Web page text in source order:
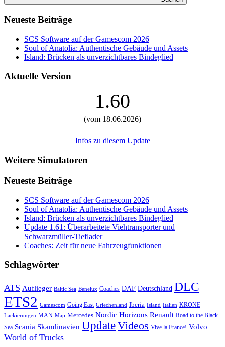
Neueste Beiträge
SCS Software auf der Gamescom 2026
Soul of Anatolia: Authentische Gebäude und Assets
Island: Brücken als unverzichtbares Bindeglied
Aktuelle Version
1.60
(vom 18.06.2026)
Infos zu diesem Update
Weitere Simulatoren
Neueste Beiträge
SCS Software auf der Gamescom 2026
Soul of Anatolia: Authentische Gebäude und Assets
Island: Brücken als unverzichtbares Bindeglied
Update 1.61: Überarbeitete Viehtransporter und
Schwarzmüller-Tieflader
Coaches: Zeit für neue Fahrzeugfunktionen
Schlagwörter
ATS Auflieger Baltic Sea Benelux Coaches DAF Deutschland DLC
ETS2 Gamescom Going East Griechenland Iberia Island Italien KRONE
Lackierungen MAN Map Mercedes Nordic Horizons Renault Road to the Black
Sea Scania Skandinavien UpdateVideos Vive la France! Volvo
World of Trucks